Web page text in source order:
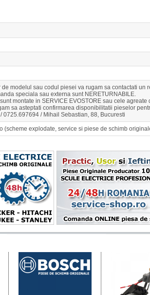
de modelul sau codul piesei va rugam sa contactati un
speciala sau externa sunt NERETURNABILE.
montate in SERVICE EVOSTORE sau cele agreate
sa asteptati confirmarea disponibilitatii pieselor
0725.697694 / Mihail Sebastian, 88, Bucuresti
(scheme explodate, service si piese de schimb